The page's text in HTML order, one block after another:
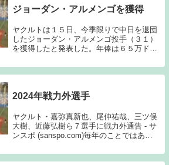
ジョーダン・アルメンゴを獲得
ヤクルトは１５日、今季限りで中日を退団
したジョーダン・アルメンゴ投手（３１）
を獲得したと発表した。年俸は６５万ドル
約。背番号は４０に決まった。中日時代は
登録名が「ジョーダン・ノルベルト」だっ
2024年戦力外選手
ヤクルト・嘉弥真新也、尾仲祐哉、三ツ俣
大樹、近藤弘樹ら７選手に戦力外通告 - サ
ンスポ (sanspo.com)毎年のことではある
ければならない時期に差し掛かった。上記